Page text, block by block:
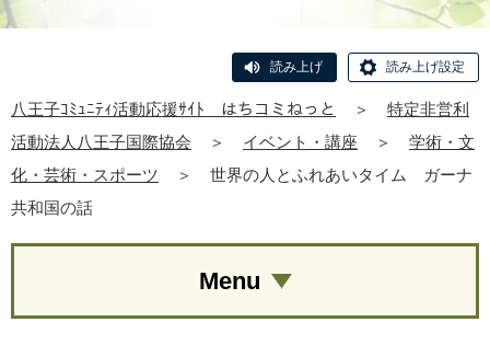
読み上げ 読み上げ設定
八王子ｺﾐｭﾆﾃｨ活動応援ｻｲﾄ はちコミねっと ＞
特定非営利
活動法人八王子国際協会
＞ イベント・講座 ＞
学術・文
化・芸術・スポーツ
＞
世界の人とふれあいタイム ガーナ
共和国の話
Menu